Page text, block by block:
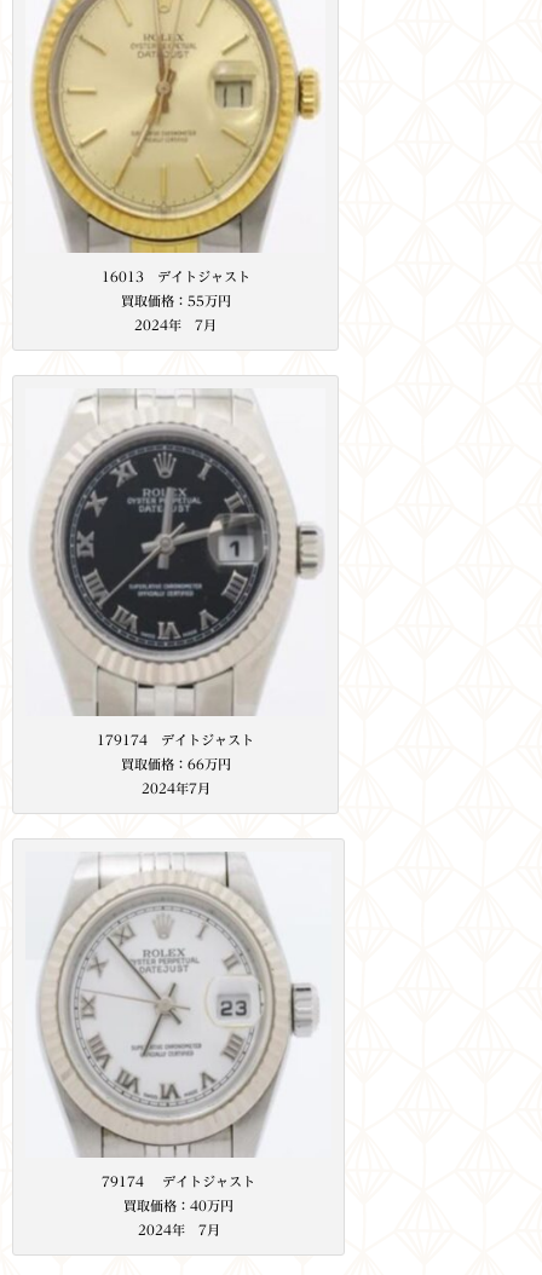
16013 デイトジャスト
買取価格：55万円
2024年 7月
179174 デイトジャスト
買取価格：66万円
2024年7月
79174 デイトジャスト
買取価格：40万円
2024年 7月